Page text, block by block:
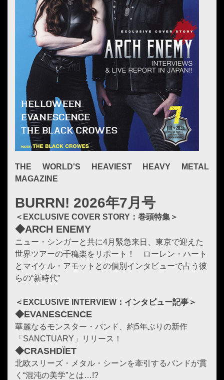
THE WORLD'S HEAVIEST HEAVY METAL
MAGAZINE
BURRN! 2026年7月号
＜EXCLUSIVE COVER STORY：巻頭特集＞
◆ARCH ENEMY
ニュー・シンガーと共に4月緊急来日、東京で迎えた
世界ツアーの千穐楽をリポート！ ローレン・ハート
とマイケル・アモットとの個別インタビューで占う彼
らの“新時代”
＜EXCLUSIVE INTERVIEW：インタビュー記事＞
◆EVANESCENCE
華麗なるモンスター・バンド、約5年ぶりの新作
「SANCTUARY」リリース！
◆CRASHDÏET
北欧スリーズ・メタル・シーンを牽引するバンドが貫
く“混沌の美学”とは…!?